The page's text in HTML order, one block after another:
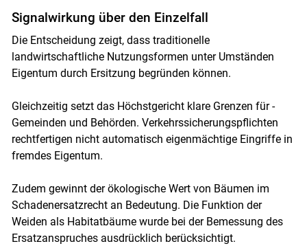
Signalwirkung über den Einzelfall
Die Entscheidung zeigt, dass traditionelle
landwirtschaftliche Nutzungsformen unter Umständen
Eigentum durch Ersitzung begründen können.
Gleichzeitig setzt das Höchstgericht klare Grenzen für ­
Gemeinden und Behörden. Verkehrssicherungspflichten
rechtfertigen nicht automatisch eigenmächtige Eingriffe in
fremdes Eigentum.
Zudem gewinnt der ökologische Wert von Bäumen im
Schadenersatzrecht an Bedeutung. Die Funktion der
Weiden als Habitatbäume wurde bei der Bemessung des
Ersatzanspruches ausdrücklich berücksichtigt.